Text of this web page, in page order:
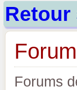
Retour
Forums